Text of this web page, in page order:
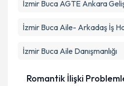
İzmir Buca AGTE Ankara
İzmir Buca Aile- Arkadaş İş
İzmir Buca Aile Danışmanlığı
Romantik İlişki